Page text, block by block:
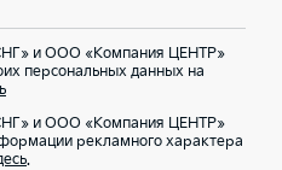
и ООО «Компания ЦЕНТР»
персональных данных на
и ООО «Компания ЦЕНТР»
рекламного характера
.